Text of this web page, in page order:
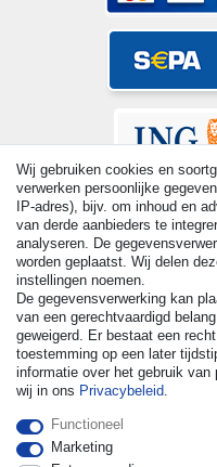
© Copyright 2026 | Alle
reserved. Prices incl. VAT.
| * Applies to deliveries to
Wij gebruiken cookies en
verwerken persoonlijke
IP-adres), bijv. om inhoud en
van derde aanbieders te
analyseren. De
worden geplaatst. Wij delen
instellingen noemen.
De gegevensverwerking kan
van een gerechtvaardigd
geweigerd. Er bestaat een
toestemming op een later
informatie over het gebruik van
wij in ons Privacybeleid.
Functioneel
Marketing